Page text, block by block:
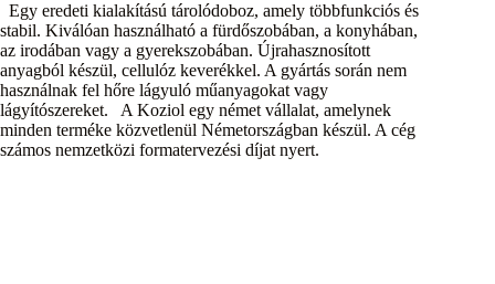
Egy eredeti kialakítású tárolódoboz, amely többfunkciós és
stabil. Kiválóan használható a fürdőszobában, a konyhában,
az irodában vagy a gyerekszobában. Újrahasznosított
anyagból készül, cellulóz keverékkel. A gyártás során nem
használnak fel hőre lágyuló műanyagokat vagy
lágyítószereket. A Koziol egy német vállalat, amelynek
minden terméke közvetlenül Németországban készül. A cég
számos nemzetközi formatervezési díjat nyert.